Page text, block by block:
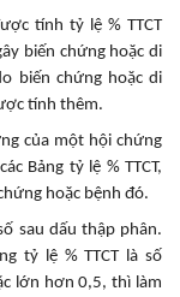
tính tỷ lệ % TTCT
biến chứng hoặc di
biến chứng hoặc di
tính thêm.
của một hội chứng
Bảng tỷ lệ % TTCT,
hoặc bệnh đó.
sau dấu thập phân.
tỷ lệ % TTCT là số
lớn hơn 0,5, thì làm